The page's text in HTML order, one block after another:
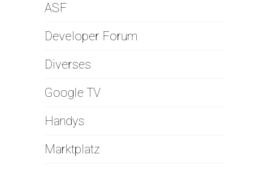
ASF
Developer Forum
Diverses
Google TV
Handys
Marktplatz